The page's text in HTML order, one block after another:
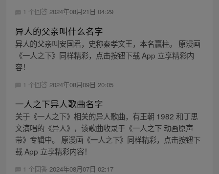
1 个回答 2024年08月21日 04:29
异人的父亲叫什么名字
异人的父亲叫安国君，史称秦孝文王，本名赢柱。 原漫画
《一人之下》同样精彩，点击按钮下载 App 立享精彩内
容！
1 个回答 2024年08月09日 20:05
一人之下异人歌曲名字
关于《一人之下》相关的异人歌曲，有王朝 1982 和丁思
文演唱的《异人》，该歌曲收录于《一人之下 动画原声
带》专辑中。 原漫画《一人之下》同样精彩，点击按钮下
载 App 立享精彩内容！
1 个回答 2024年08月07日 02:17